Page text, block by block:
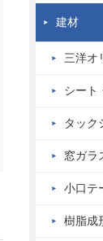
建材
三洋オ
シート
タック
窓ガラ
小口テ
樹脂成